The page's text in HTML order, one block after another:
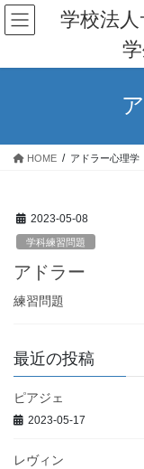
コ
ン
ン
ナ
ビ
ー
学校法
HOME アドラー心理学
2023-05-08
学科練習問題
アドラー
練習問題
最近の投稿
ピアジェ
2023-05-17
レヴィン